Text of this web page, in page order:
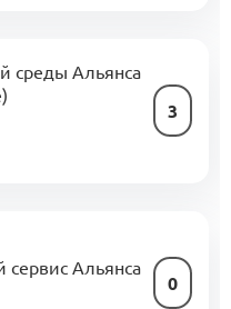
среды Альянса
3
сервис Альянса
0